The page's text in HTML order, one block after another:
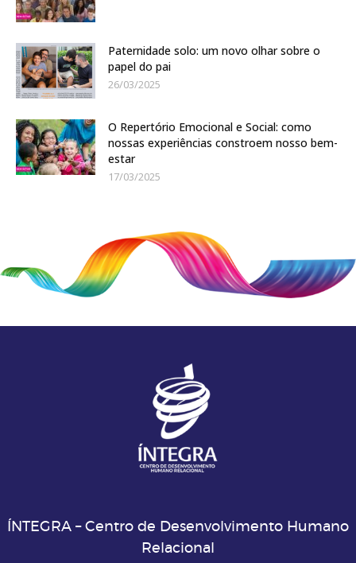
Paternidade solo: um novo olhar sobre o
papel do pai
26/03/2025
O Repertório Emocional e Social: como
nossas experiências constroem nosso bem-
estar
17/03/2025
ÍNTEGRA – Centro de Desenvolvimento Humano
Relacional